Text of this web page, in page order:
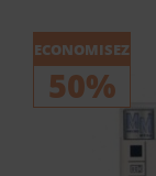
ECONOMISEZ
50%